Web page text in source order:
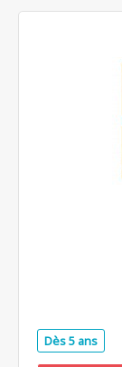
Dès 5 ans